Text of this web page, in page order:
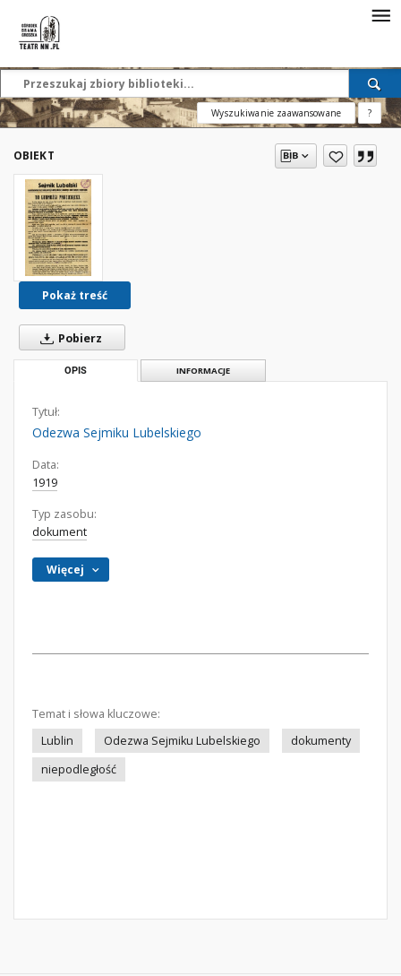
Wyszukiwanie zaawansowane ?
OBIEKT
Pokaż treść
Pobierz
OPIS INFORMACJE
Tytuł:
Odezwa Sejmiku Lubelskiego
Data:
1919
Typ zasobu:
dokument
Więcej
Temat i słowa kluczowe:
Lublin
Odezwa Sejmiku Lubelskiego
dokumenty
niepodległość